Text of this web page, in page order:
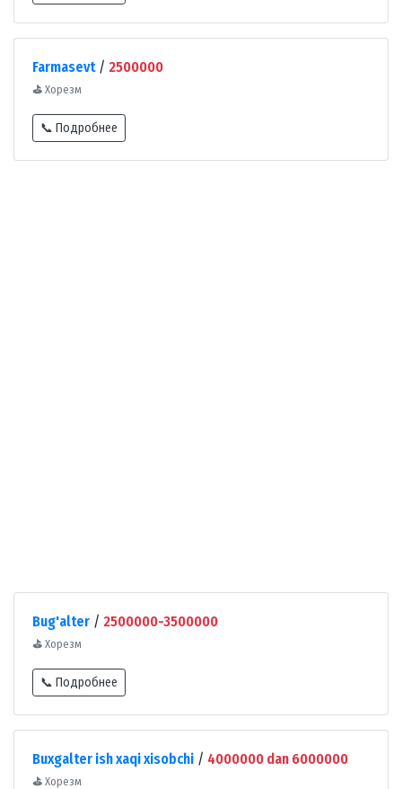
Farmasevt/ 2500000
⛳ Хорезм
📞 Подробнее
Bug'alter / 2500000-3500000
⛳ Хорезм
📞 Подробнее
Buxgalter ish xaqi xisobchi / 4000000 dan 6000000
⛳ Хорезм